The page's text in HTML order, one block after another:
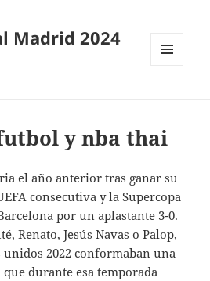
Madrid 2024
y nba thai
el año anterior tras ganar su
consecutiva y la Supercopa
por un aplastante 3-0.
Renato, Jesús Navas o Palop,
2022 conformaban una
durante esa temporada